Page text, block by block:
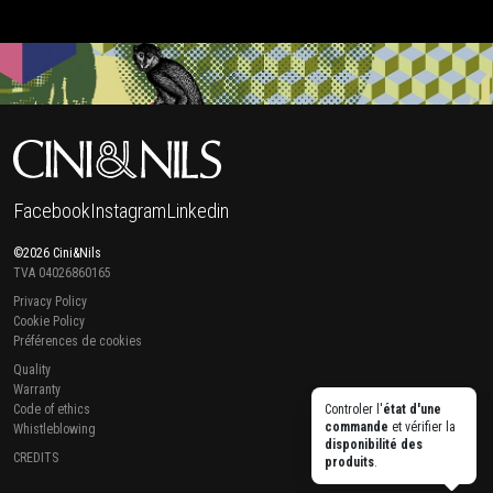
Controler l'état d'une
commande et vérifier la
disponibilité des
produits.
FacebookInstagramLinkedin
©2026 Cini&Nils
TVA 04026860165
Privacy Policy
Cookie Policy
Préférences de cookies
Quality
Warranty
Code of ethics
Whistleblowing
CREDITS